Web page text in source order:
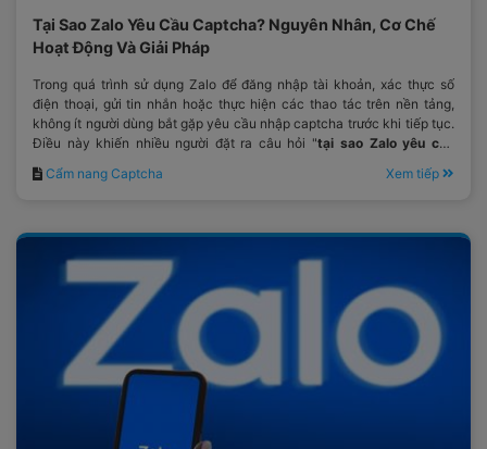
Tại Sao Zalo Yêu Cầu Captcha? Nguyên Nhân, Cơ Chế
Hoạt Động Và Giải Pháp
Trong quá trình sử dụng Zalo để đăng nhập tài khoản, xác thực số
điện thoại, gửi tin nhắn hoặc thực hiện các thao tác trên nền tảng,
không ít người dùng bắt gặp yêu cầu nhập captcha trước khi tiếp tục.
Điều này khiến nhiều người đặt ra câu hỏi "tại sao Zalo yêu cầu
captcha
Cẩm nang Captcha Xem tiếp